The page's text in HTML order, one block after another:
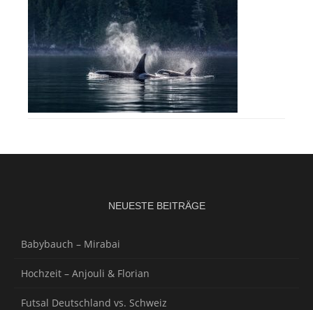
NEUESTE BEITRÄGE
Babybauch – Mirabai
Hochzeit – Anjouli & Florian
Futsal Deutschland vs. Schweiz